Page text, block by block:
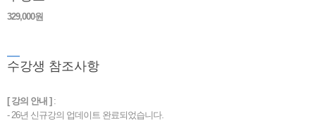
329,000원
수강생 참조사항
[ 강의 안내 ] :
- 26년 신규강의 업데이트 완료되었습니다.